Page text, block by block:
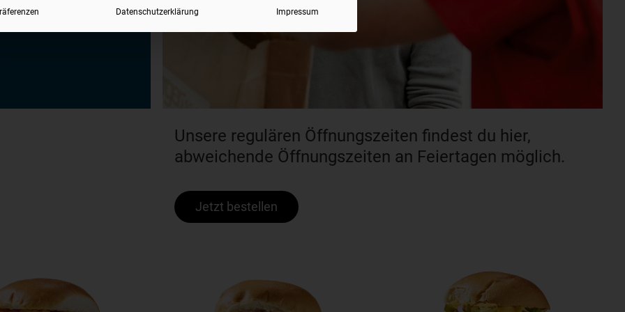
Unsere regulären Öffnungszeiten findest du hier,
abweichende Öffnungszeiten an Feiertagen möglich.
Jetzt bestellen
Datenschutzerklärung Impressum